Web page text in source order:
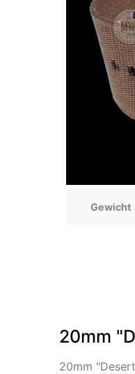
Gewicht
20mm
20mm